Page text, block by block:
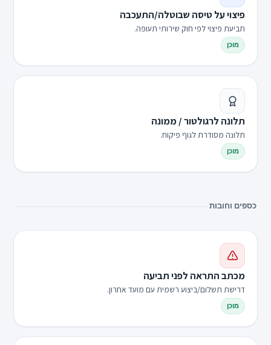
פיצוי על טיסה שבוטלה/התעכבה
תביעת פיצוי לפי חוק שירותי תעופה.
מוכן
תלונה לרגולטור / ממונה
תלונה מסודרת לגוף פיקוח.
מוכן
כספים וחובות
מכתב התראה לפני תביעה
דרישת תשלום/ביצוע רשמית עם מועד אחרון.
מוכן